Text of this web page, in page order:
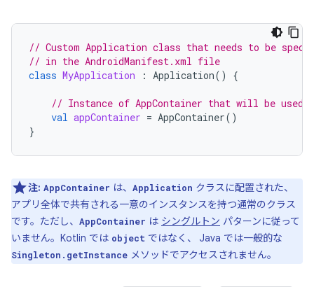
// Custom Application class that needs to be
// in the AndroidManifest.xml file
class MyApplication : Application() {
// Instance of AppContainer that will be
val appContainer = AppContainer()
}
注: AppContainer は、 Application クラスに配置された、
アプリ全体で共有される一意のインスタンスを持つ通常のクラス
です。ただし、 AppContainer は シングルトン パターンに従って
いません。Kotlin では object ではなく、 Java では一般的な
Singleton.getInstance メソッドでアクセスされません。